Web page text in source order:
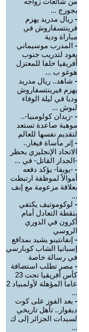
بجورج ...
- ريال مدريد يهزم
فرينتسفاروش في
مباراة ودية
- المدرب موسيماني
يعود لتدريب جنوب
أفريقيا خلفا للمعتزل
هوغو ب ...
- شاهد.. ريال مدريد
يهزم فيرينتسفاروش
وديا في ليلة الوفاء
لبوش ...
- -زيدان كولومبيا-..
موهبة صاعدة تستعد
لتقديم نفسها للعالم
- إثر مأساة فيغار..
الاتحاد الإنجليزي يحظر
-الجدار القاتل- في ...
- -يويفا- يؤكد دفعه
أموالاً لموظفة ارتبطت
بعلاقة مزعومة مع إنف
...
- لوكوموتيف يكتفي
بنقطة التعادل أمام
أكرون في الدوري
الروسي
- إنفانتينو يشيد بمدافع
إسبانيا الشاب كوبارسي
في رسالة خاصة
- مصر تطلب استضافة
كأس أفريقيا تحت 23
عاما المؤهلة لأولمبياد 2
...
- بعد الفوز على كوت
ديفوار.. تأهل تاريخي
لسيدات الجزائر إلى ك
...